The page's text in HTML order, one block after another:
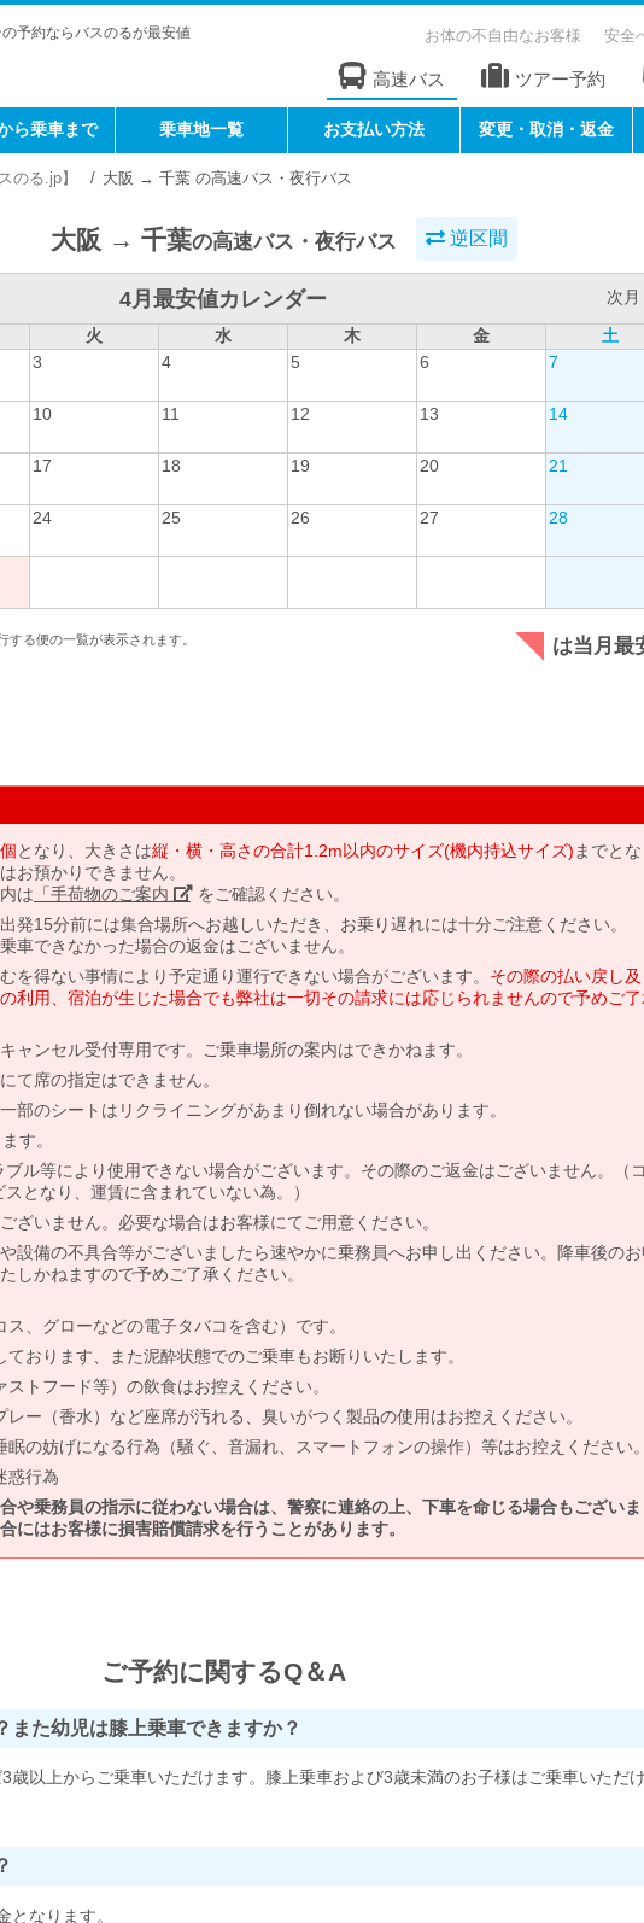
予約ならバスのるが最安値 お体の不自由なお客様 安全
高速バス ツアー予約
ら乗車まで 乗車地一覧 お支払い方法 変更・取消・返金
のる.jp】 大阪 → 千葉 の高速バス・夜行バス
大阪 → 千葉の高速バス・夜行バス 逆区間
4月最安値カレンダー
次月
火 水 木 金
土
3 4 5 6 7
10 11 12 13 14
17 18 19 20 21
24 25 26 27 28
る便の一覧が表示されます。 は当月最
となり、大きさは縦・横・高さの合計1.2m以内のサイズ(機内持込サイズ) までと
お預かりできません。
は 「手荷物のご案内」 をご確認ください。
発15分前には集合場所へお越しいただき、お乗り遅れには十分ご注意ください。
車できなかった場合の返金はございません。
を得ない事情により予定通り運行できない場合がございます。 その際の払い戻し及
利用、宿泊が生じた場合でも弊社は一切その請求には応じられませんので予めご
ャンセル受付専用です。ご乗車場所の案内はできかねます。
て席の指定はできません。
部のシートはリクライニングがあまり倒れない場合があります。
す。
ル等により使用できない場合がございます。その際のご返金はございません。（
となり、運賃に含まれていない為。）
ざいません。必要な場合はお客様にてご用意ください。
設備の不具合等がございましたら速やかに乗務員へお申し出ください。降車後の
しかねますので予めご了承ください。
、グローなどの電子タバコを含む）です。
おります、また泥酔状態でのご乗車もお断りいたします。
トフード等）の飲食はお控えください。
ー（香水）など座席が汚れる、臭いがつく製品の使用はお控えください。
眠の妨げになる行為（騒ぐ、音漏れ、スマートフォンの操作）等はお控えください
惑行為
や乗務員の指示に従わない場合は、警察に連絡の上、下車を命じる場合もございま
にはお客様に損害賠償請求を行うことがあります。
ご予約に関するQ＆A
また幼児は膝上乗車できますか？
歳以上からご乗車いただけます。膝上乗車および3歳未満のお子様はご乗車いただ
となります。